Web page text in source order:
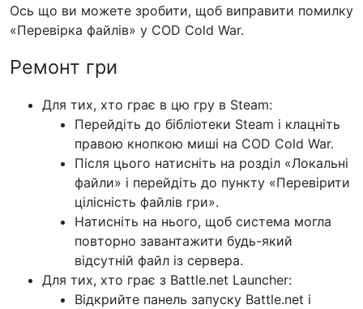
Ось що ви можете зробити, щоб виправити помилку
«Перевірка файлів» у COD Cold War.
Ремонт гри
Для тих, хто грає в цю гру в Steam:
Перейдіть до бібліотеки Steam і клацніть
правою кнопкою миші на COD Cold War.
Після цього натисніть на розділ «Локальні
файли» і перейдіть до пункту «Перевірити
цілісність файлів гри».
Натисніть на нього, щоб система могла
повторно завантажити будь-який
відсутній файл із сервера.
Для тих, хто грає з Battle.net Launcher:
Відкрийте панель запуску Battle.net і